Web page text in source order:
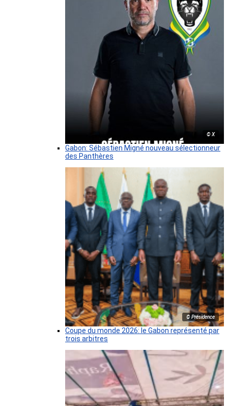
© X
Gabon: Sébastien Migné nouveau sélectionneur
des Panthères
© Présidence
Coupe du monde 2026: le Gabon représenté par
trois arbitres